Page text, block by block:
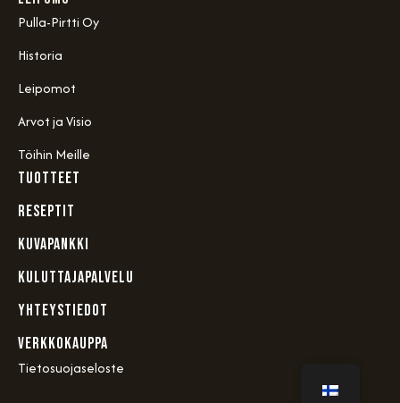
Pulla-Pirtti Oy
Historia
Leipomot
Arvot ja Visio
Töihin Meille
TUOTTEET
RESEPTIT
KUVAPANKKI
KULUTTAJAPALVELU
YHTEYSTIEDOT
VERKKOKAUPPA
Tietosuojaseloste